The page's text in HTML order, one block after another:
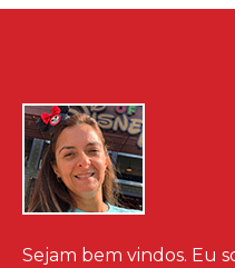
Sejam bem vindos. Eu